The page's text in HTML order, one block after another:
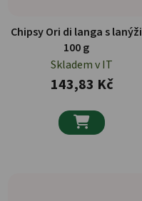
Chipsy Ori di langa s lanýži
100 g
Skladem v IT
143,83 Kč
